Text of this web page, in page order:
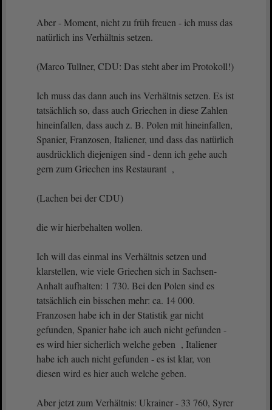
Aber - Moment, nicht zu früh freuen - ich muss das
natürlich ins Verhältnis setzen.
(Marco Tullner, CDU: Das steht aber im Protokoll!)
Ich muss das dann auch ins Verhältnis setzen. Es ist
tatsächlich so, dass auch Griechen in diese Zahlen
hineinfallen, dass auch z. B. Polen mit hineinfallen,
Spanier, Franzosen, Italiener, und dass das natürlich
ausdrücklich diejenigen sind - denn ich gehe auch
gern zum Griechen ins Restaurant ,
(Lachen bei der CDU)
die wir hierbehalten wollen.
Ich will das einmal ins Verhältnis setzen und
klarstellen, wie viele Griechen sich in Sachsen-
Anhalt aufhalten: 1 730. Bei den Polen sind es
tatsächlich ein bisschen mehr: ca. 14 000.
Franzosen habe ich in der Statistik gar nicht
gefunden, Spanier habe ich auch nicht gefunden -
es wird hier sicherlich welche geben , Italiener
habe ich auch nicht gefunden - es ist klar, von
diesen wird es hier auch welche geben.
Aber jetzt zum Verhältnis: Ukrainer - 33 760, Syrer